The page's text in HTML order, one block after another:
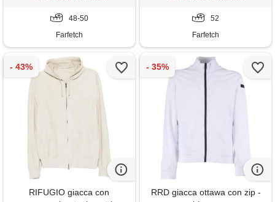
48-50
Farfetch
52
Farfetch
RIFUGIO giacca con
RRD giacca ottawa con zip -